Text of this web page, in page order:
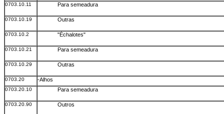
0703.10.11 Para semeadura
0703.10.19 Outras
0703.10.2 "Échalotes"
0703.10.21 Para semeadura
0703.10.29 Outras
0703.20 -Alhos
0703.20.10 Para semeadura
0703.20.90 Outros